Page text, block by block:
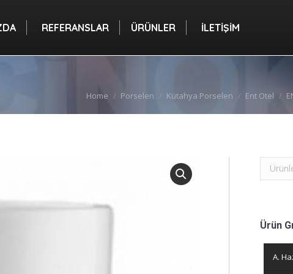
REFERANSLAR ÜRÜNLER İLETIŞIM
You are here:
Home Porselen Kütahya Porselen Ent Otel
Ürün
A.